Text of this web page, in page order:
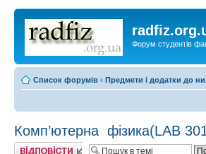
Форум студентів
Список форумів ‹ Предмети і додатки до
Комп’ютерна​ ​ фізика(LAB
Відповісти